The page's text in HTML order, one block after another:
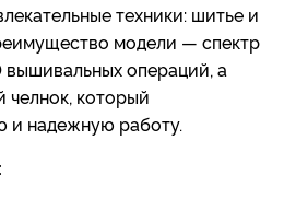
техники: шитье и
модели — спектр
операций, а
челнок, который
и надежную работу.